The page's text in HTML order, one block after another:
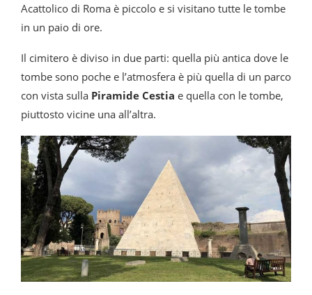
Acattolico di Roma è piccolo e si visitano tutte le tombe
in un paio di ore.
Il cimitero è diviso in due parti: quella più antica dove le
tombe sono poche e l’atmosfera è più quella di un parco
con vista sulla Piramide Cestia e quella con le tombe,
piuttosto vicine una all’altra.